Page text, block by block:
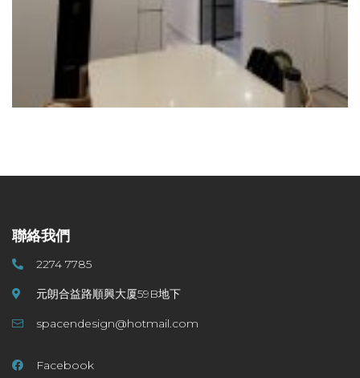
聯絡我們
2274 7785
元朗合益路順興大厦59B地下
spacendesign@hotmail.com
Facebook